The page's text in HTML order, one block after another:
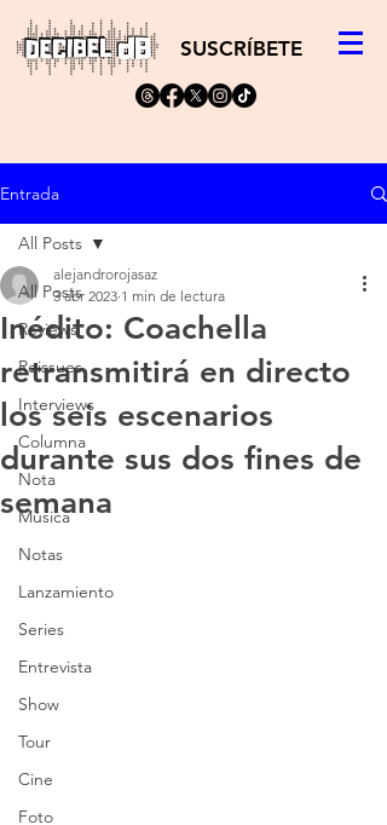
SUSCRÍBETE
Entrada
All Posts
Reviews
Reissues
Interviews
Columna
Nota
Música
Notas
Lanzamiento
Series
Entrevista
Show
Tour
Cine
Foto
All Posts
Inédito: Coachella
retransmitirá en directo
los seis escenarios
durante sus dos fines de
semana
alejandrorojasaz
3 abr 2023 1 min de lectura